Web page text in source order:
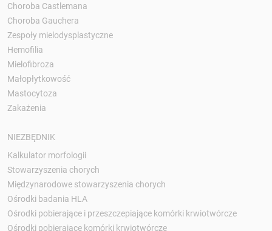
Choroba Castlemana
Choroba Gauchera
Zespoły mielodysplastyczne
Hemofilia
Mielofibroza
Małopłytkowość
Mastocytoza
Zakażenia
NIEZBĘDNIK
Kalkulator morfologii
Stowarzyszenia chorych
Międzynarodowe stowarzyszenia chorych
Ośrodki badania HLA
Ośrodki pobierające i przeszczepiające komórki krwiotwórcze
Ośrodki pobierające komórki krwiotwórcze